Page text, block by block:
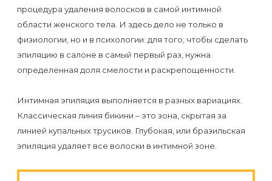
цены
Эпиляция
воском
депиляция
Бикини-
О
компании
Мастера
Отзывы
Материалы
и
инструменты
ИНФОРМАЦИЯ
Фото
ответы
Статьи
ВАЖНО
Подготовка
процедуре
КОНТАКТЫ
процедура удаления волосков в самой интимной
области женского тела. И здесь дело не только в
физиологии, но и в психологии: для того, чтобы сделать
эпиляцию в салоне в самый первый раз, нужна
определенная доля смелости и раскрепощенности.
Интимная эпиляция выполняется в разных вариациях.
Классическая линия бикини – это зона, скрытая за
линией купальных трусиков. Глубокая, или бразильская
эпиляция удаляет все волоски в интимной зоне.